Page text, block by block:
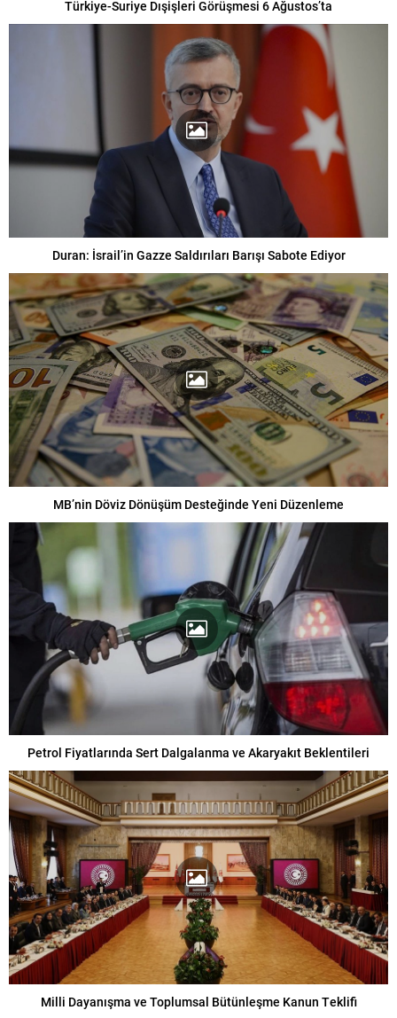
Türkiye-Suriye Dışişleri Görüşmesi 6 Ağustos’ta
Duran: İsrail’in Gazze Saldırıları Barışı Sabote Ediyor
MB’nin Döviz Dönüşüm Desteğinde Yeni Düzenleme
Petrol Fiyatlarında Sert Dalgalanma ve Akaryakıt Beklentileri
Milli Dayanışma ve Toplumsal Bütünleşme Kanun Teklifi